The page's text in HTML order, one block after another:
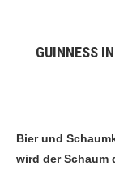
GUINNESS
Bier und
wird der Schaum